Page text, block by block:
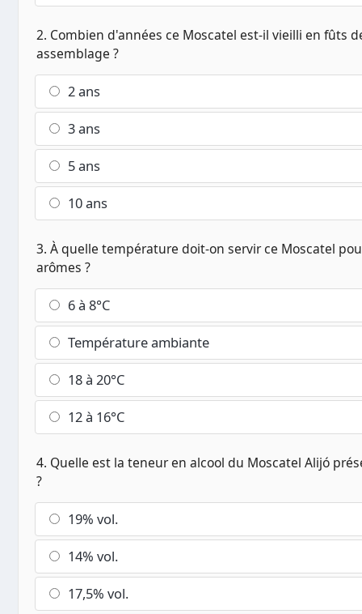
2. Combien d'années ce Moscatel est-il vieilli en fûts
assemblage ?
2 ans
3 ans
5 ans
10 ans
3. À quelle température doit-on servir ce Moscatel
arômes ?
6 à 8°C
Température ambiante
18 à 20°C
12 à 16°C
4. Quelle est la teneur en alcool du Moscatel Alijó
?
19% vol.
14% vol.
17,5% vol.